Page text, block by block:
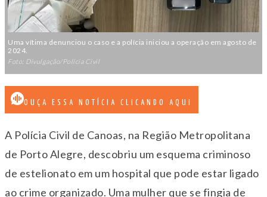
Uma vítima denunciou o caso e a polícia iniciou a operação em agosto de
2024.
Foto: Divulgação/Polícia Civil
OUÇA ESSA NOTÍCIA CLICANDO AQUI
A Polícia Civil de Canoas, na Região Metropolitana
de Porto Alegre, descobriu um esquema criminoso
de estelionato em um hospital que pode estar ligado
ao crime organizado. Uma mulher que se fingia de